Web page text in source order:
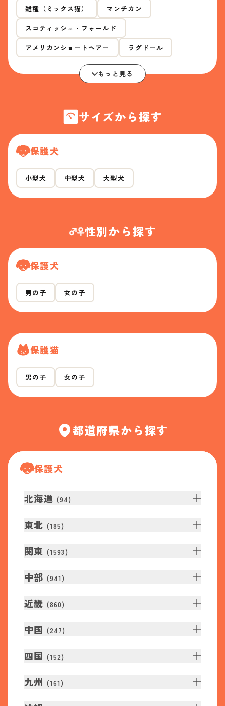
雑種（ミックス猫） マンチカン
スコティッシュ・フォールド
アメリカンショートヘアー ラグドール
もっと見る
サイズから探す
保護犬
小型犬 中型犬 大型犬
性別から探す
保護犬
男の子 女の子
保護猫
男の子 女の子
都道府県から探す
保護犬
北海道 (94)
東北 (185)
関東 (1593 )
中部 (941 )
近畿 (860)
中国 (247)
四国 (152)
九州 (161 )